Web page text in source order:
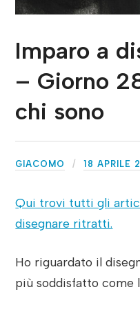
Imparo a
– Giorno
chi sono
GIACOMO 18 APRILE
Qui trovi tutti gli
disegnare ritratti.
Ho riguardato il
più soddisfatto come